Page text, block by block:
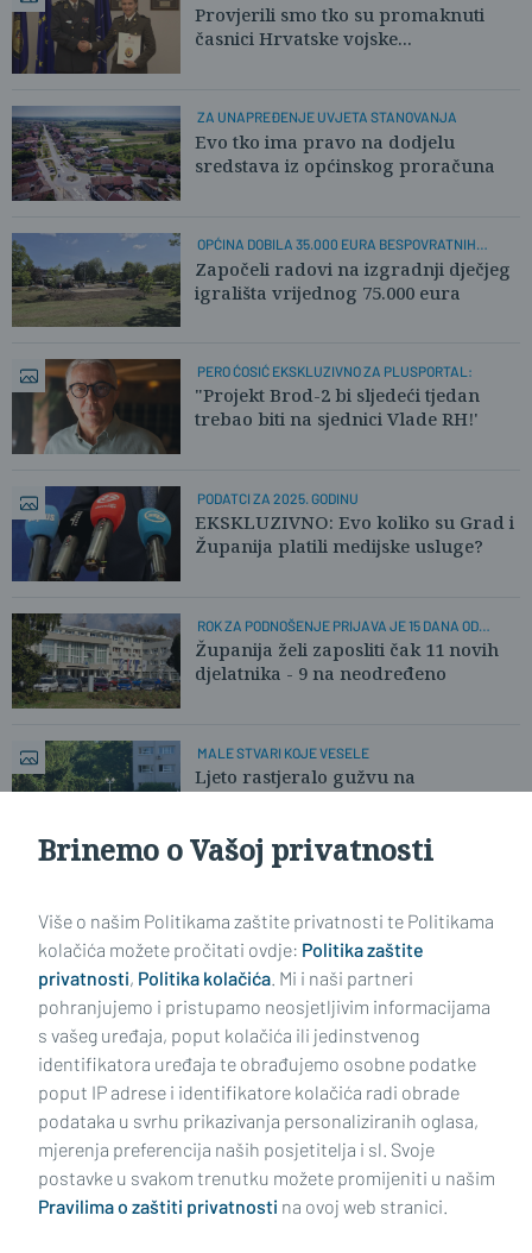
Provjerili smo tko su promaknuti
časnici Hrvatske vojske...
ZA UNAPREĐENJE UVJETA STANOVANJA
Evo tko ima pravo na dodjelu
sredstava iz općinskog proračuna
OPĆINA DOBILA 35.000 EURA BESPOVRATNIH
SREDSTAVA
Započeli radovi na izgradnji dječjeg
igrališta vrijednog 75.000 eura
PERO ĆOSIĆ EKSKLUZIVNO ZA PLUSPORTAL:
"Projekt Brod-2 bi sljedeći tjedan
trebao biti na sjednici Vlade RH!'
PODATCI ZA 2025. GODINU
EKSKLUZIVNO: Evo koliko su Grad i
Županija platili medijske usluge?
ROK ZA PODNOŠENJE PRIJAVA JE 15 DANA OD
OBJAVE
Županija želi zaposliti čak 11 novih
djelatnika - 9 na neodređeno
MALE STVARI KOJE VESELE
Ljeto rastjeralo gužvu na
Impressum Uvjeti korištenja Politika privatnosti
Politika kolačića Kontakt Pritužbe Suradnici
Brinemo o Vašoj privatnosti
Više o našim Politikama zaštite privatnosti te Politikama
kolačića možete pročitati ovdje: Politika zaštite
privatnosti, Politika kolačića. Mi i naši partneri
pohranjujemo i pristupamo neosjetljivim informacijama
s vašeg uređaja, poput kolačića ili jedinstvenog
identifikatora uređaja te obrađujemo osobne podatke
poput IP adrese i identifikatore kolačića radi obrade
podataka u svrhu prikazivanja personaliziranih oglasa,
mjerenja preferencija naših posjetitelja i sl. Svoje
postavke u svakom trenutku možete promijeniti u našim
Pravilima o zaštiti privatnosti na ovoj web stranici.